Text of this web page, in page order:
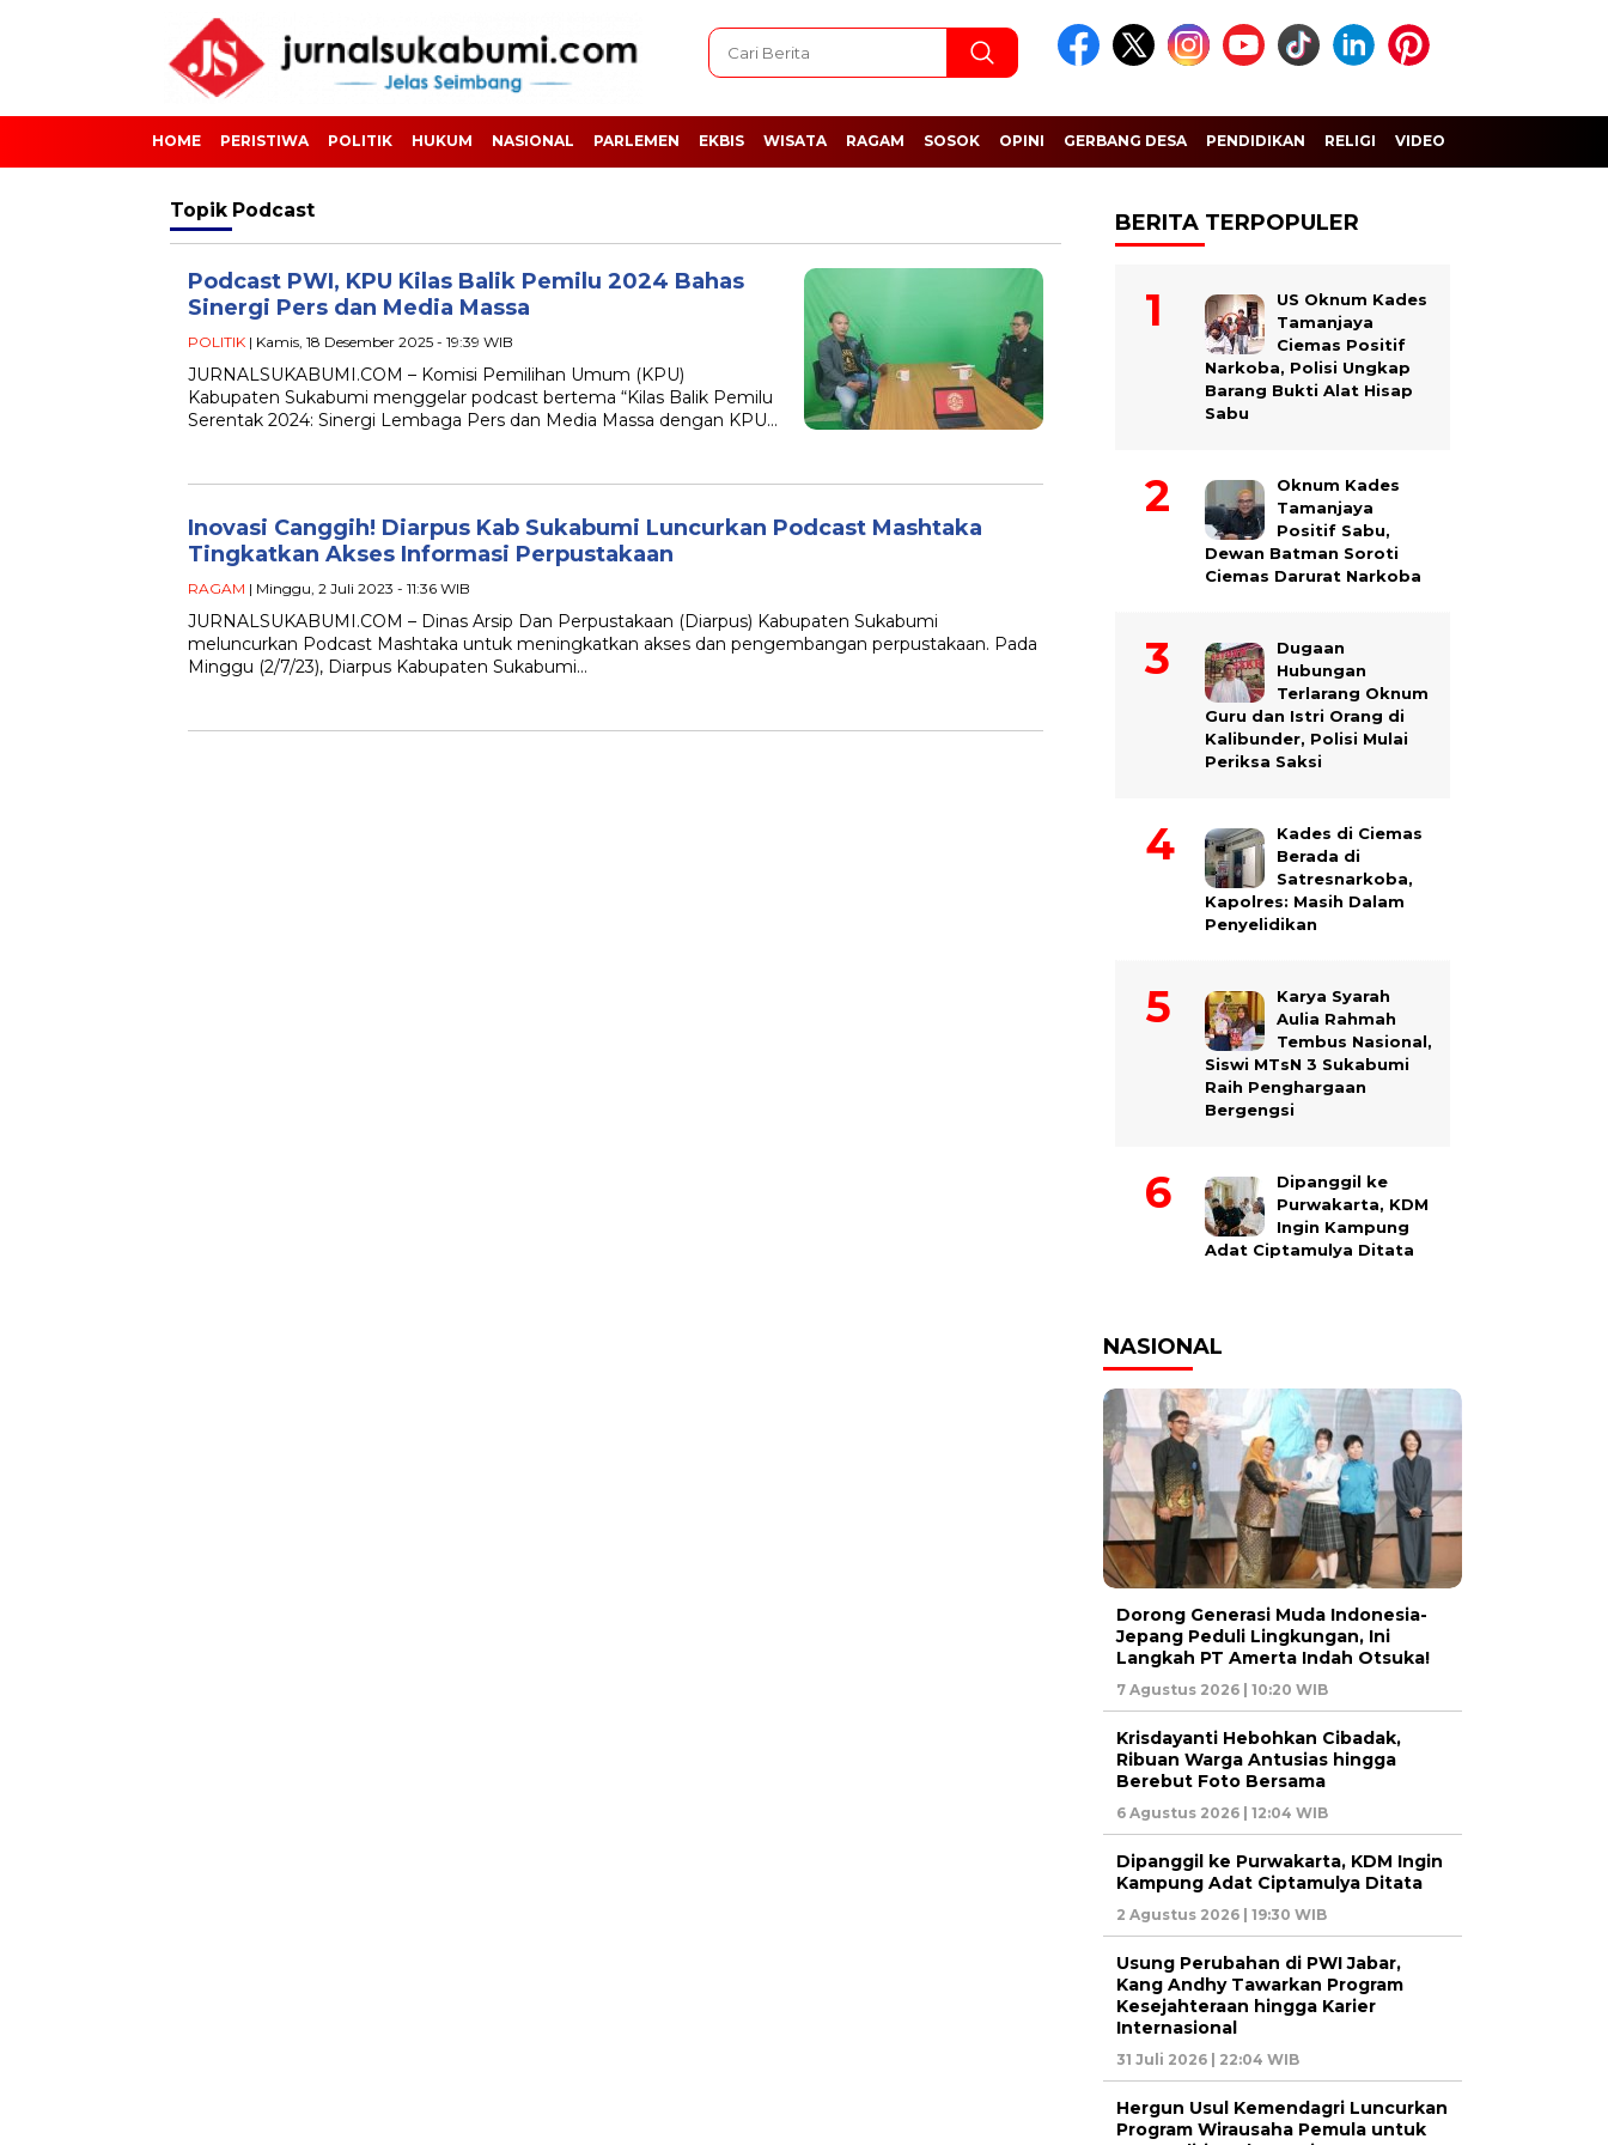
HOME PERISTIWA POLITIK HUKUM NASIONAL PARLEMEN EKBIS WISATA RAGAM SOSOK OPINI GERBANG DESA PENDIDIKAN RELIGI VIDEO
Topik Podcast
Podcast PWI, KPU Kilas Balik Pemilu 2024 Bahas
Sinergi Pers dan Media Massa
POLITIK | Kamis, 18 Desember 2025 - 19:39 WIB
JURNALSUKABUMI.COM – Komisi Pemilihan Umum (KPU)
Kabupaten Sukabumi menggelar podcast bertema “Kilas Balik Pemilu
Serentak 2024: Sinergi Lembaga Pers dan Media Massa dengan KPU…
Inovasi Canggih! Diarpus Kab Sukabumi Luncurkan Podcast Mashtaka
Tingkatkan Akses Informasi Perpustakaan
RAGAM | Minggu, 2 Juli 2023 - 11:36 WIB
JURNALSUKABUMI.COM – Dinas Arsip Dan Perpustakaan (Diarpus) Kabupaten Sukabumi
meluncurkan Podcast Mashtaka untuk meningkatkan akses dan pengembangan perpustakaan. Pada
Minggu (2/7/23), Diarpus Kabupaten Sukabumi…
BERITA TERPOPULER
US Oknum Kades
Tamanjaya
Ciemas Positif
Narkoba, Polisi Ungkap
Barang Bukti Alat Hisap
Sabu
Oknum Kades
Tamanjaya
Positif Sabu,
Dewan Batman Soroti
Ciemas Darurat Narkoba
Dugaan
Hubungan
Terlarang Oknum
Guru dan Istri Orang di
Kalibunder, Polisi Mulai
Periksa Saksi
Kades di Ciemas
Berada di
Satresnarkoba,
Kapolres: Masih Dalam
Penyelidikan
Karya Syarah
Aulia Rahmah
Tembus Nasional,
Siswi MTsN 3 Sukabumi
Raih Penghargaan
Bergengsi
Dipanggil ke
Purwakarta, KDM
Ingin Kampung
Adat Ciptamulya Ditata
NASIONAL
Dorong Generasi Muda Indonesia-
Jepang Peduli Lingkungan, Ini
Langkah PT Amerta Indah Otsuka!
7 Agustus 2026 | 10:20 WIB
Krisdayanti Hebohkan Cibadak,
Ribuan Warga Antusias hingga
Berebut Foto Bersama
6 Agustus 2026 | 12:04 WIB
Dipanggil ke Purwakarta, KDM Ingin
Kampung Adat Ciptamulya Ditata
2 Agustus 2026 | 19:30 WIB
Usung Perubahan di PWI Jabar,
Kang Andhy Tawarkan Program
Kesejahteraan hingga Karier
Internasional
31 Juli 2026 | 22:04 WIB
Hergun Usul Kemendagri Luncurkan
Program Wirausaha Pemula untuk